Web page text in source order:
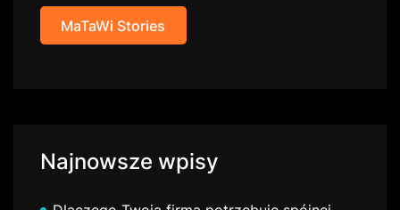
MaTaWi Stories
Najnowsze wpisy